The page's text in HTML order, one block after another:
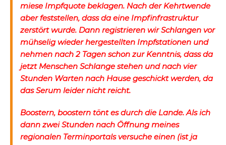
miese Impfquote beklagen. Nach der Kehrtwende
aber feststellen, dass da eine Impfinfrastruktur
zerstört wurde. Dann registrieren wir Schlangen vor
mühselig wieder hergestellten Impfstationen und
nehmen nach 2 Tagen schon zur Kenntnis, dass da
jetzt Menschen Schlange stehen und nach vier
Stunden Warten nach Hause geschickt werden, da
das Serum leider nicht reicht.
Boostern, boostern tönt es durch die Lande. Als ich
dann zwei Stunden nach Öffnung meines
regionalen Terminportals versuche einen (ist ja